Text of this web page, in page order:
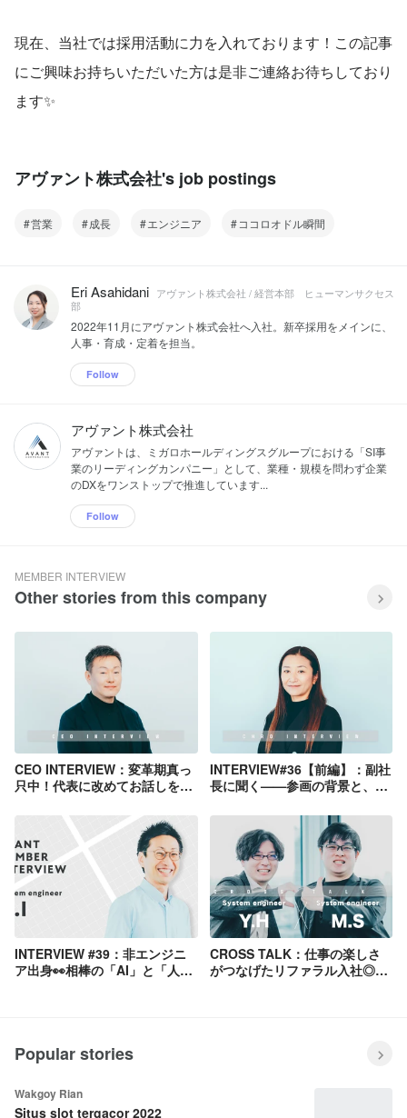
現在、当社では採用活動に力を入れております！この記事
にご興味お持ちいただいた方は是非ご連絡お待ちしており
ます✨
アヴァント株式会社's job postings
営業 成長 エンジニア ココロオドル瞬間
Eri Asahidani アヴァント株式会社 / 経営本部 ヒューマンサクセス
部
2022年11月にアヴァント株式会社へ入社。新卒採用をメインに、
人事・育成・定着を担当。
Follow
アヴァント株式会社
アヴァントは、ミガロホールディングスグループにおける「SI事
業のリーディングカンパニー」として、業種・規模を問わず企業
のDXをワンストップで推進しています...
Follow
MEMBER INTERVIEW
Other stories from this company
CEO INTERVIEW：変革期真っ
只中！代表に改めてお話しを聞
INTERVIEW#36【前編】：副社
長に聞く——参画の背景と、
いること
INTERVIEW #39：非エンジニ
ア出身👀相棒の「AI」と「人」
CROSS TALK：仕事の楽しさ
がつなげたリファラル入社◎二
Popular stories
Wakgoy Rian
Situs slot tergacor 2022